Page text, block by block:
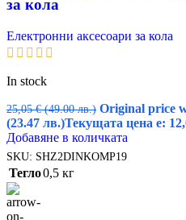
за кола
Електронни аксесоари за кола
In stock
25,05€ (49.00 лв.) Original price
(23.47 лв.)Текущата цена е:
Добавяне в количката
SKU: SHZ2DINKOMP19
Тегло0,5 кг